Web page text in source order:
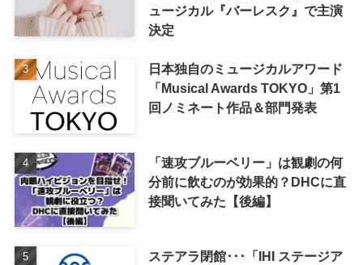
ュージカル『バーレスク』で主演
決定
日本独自のミュージカルアワード
「Musical Awards TOKYO」第1
回ノミネート作品＆部門発表
「速攻ブルーベリー」は観劇の何
分前に飲むのが効果的？DHCに直
接聞いてみた【後編】
ステアラ閉館･･･「IHI ステージア